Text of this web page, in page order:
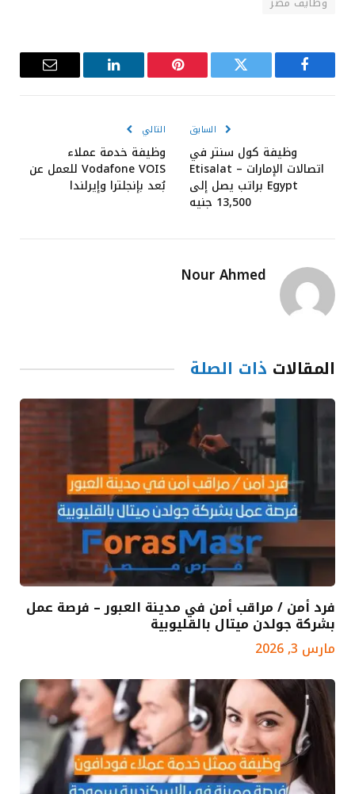
فيسبوك تويتر بينتيريست لينكدإن
البريد
السابق
وظيفة كول سنتر في
اتصالات الإمارات – Etisalat
Egypt براتب يصل إلى
13,500 جنيه
التالي
وظيفة خدمة عملاء
Vodafone VOIS للعمل عن
بُعد بإنجلترا وإيرلندا
Nour Ahmed
المقالات ذات الصلة
فرد أمن / مراقب أمن في مدينة العبور – فرصة عمل
بشركة جولدن ميتال بالقليوبية
مارس 3, 2026